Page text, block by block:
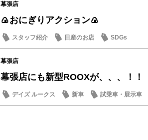
幕張店
🍙おにぎりアクション🍙
スタッフ紹介 日産のお店 SDGs
幕張店
幕張店にも新型ROOXが、、、！！
デイズ ルークス 新車 試乗車・展示車